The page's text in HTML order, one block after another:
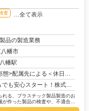
査 …全て表示
品の製造業務
幡市
幡駅
属先による＜休日＞工場カレンダーによる
京栄センターで新しい一歩を踏み出してみませんか？→経験・学歴・スキルは一切不問...
れる、プラスチック製品製造のお
作った製品の検査や、不適合品